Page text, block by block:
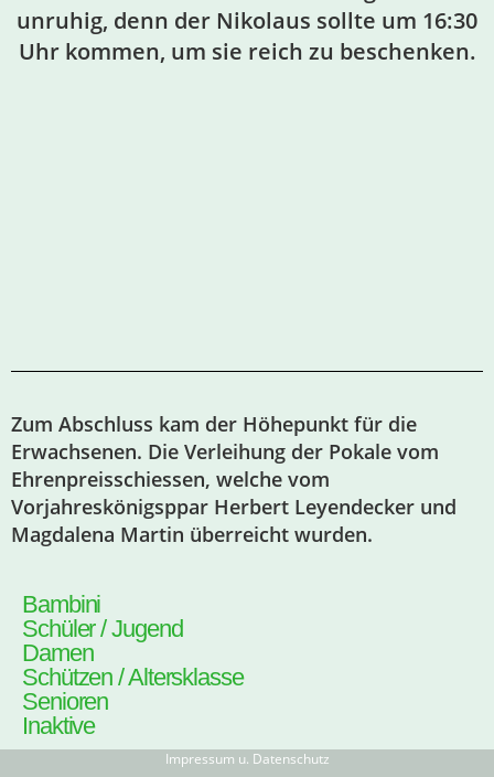
unruhig, denn der Nikolaus sollte um 16:30
Uhr kommen, um sie reich zu beschenken.
Zum Abschluss kam der Höhepunkt für die
Erwachsenen. Die Verleihung der Pokale vom
Ehrenpreisschiessen, welche vom
Vorjahreskönigsppar Herbert Leyendecker und
Magdalena Martin überreicht wurden.
Bambini
Schüler / Jugend
Damen
Schützen / Altersklasse
Senioren
Inaktive
Impressum u. Datenschutz